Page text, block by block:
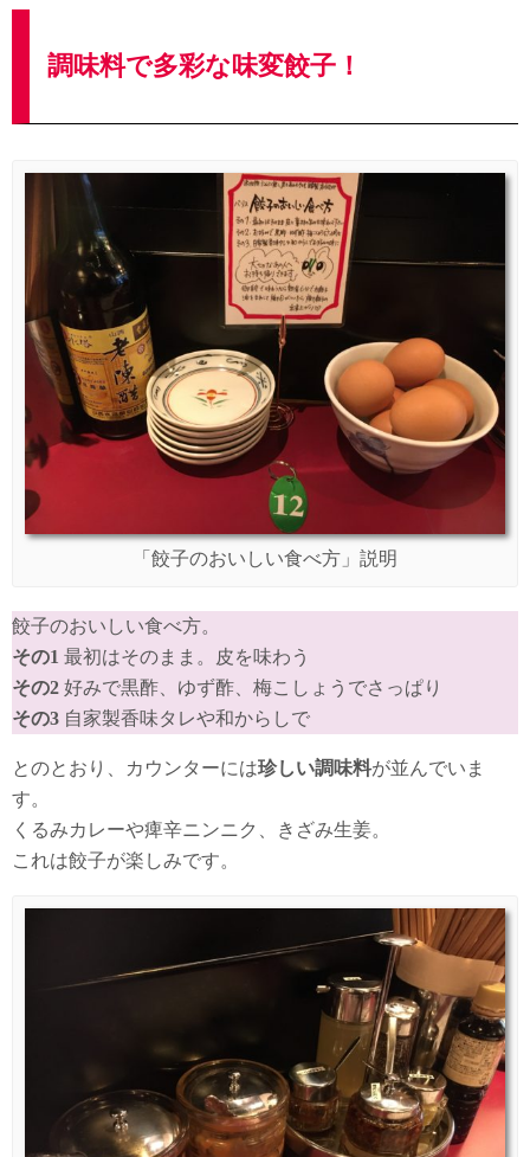
調味料で多彩な味変餃子！
「餃子のおいしい食べ方」説明
餃子のおいしい食べ方。
その1 最初はそのまま。皮を味わう
その2 好みで黒酢、ゆず酢、梅こしょうでさっぱり
その3 自家製香味タレや和からしで
とのとおり、カウンターには珍しい調味料が並んでいま
す。
くるみカレーや痺辛ニンニク、きざみ生姜。
これは餃子が楽しみです。